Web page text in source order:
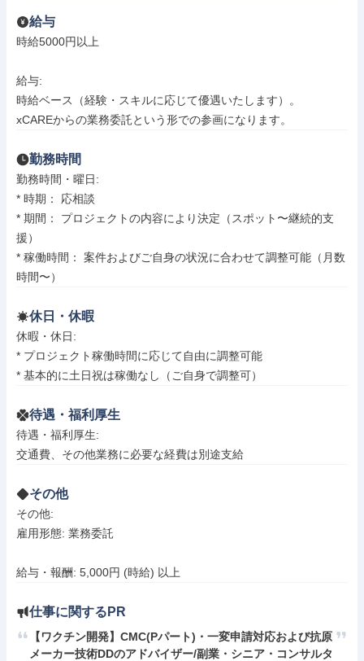
給与
時給5000円以上
給与:
時給ベース（経験・スキルに応じて優遇いたします）。
xCAREからの業務委託という形での参画になります。
勤務時間
勤務時間・曜日:
* 時期： 応相談
* 期間： プロジェクトの内容により決定（スポット〜継続的支
援）
* 稼働時間： 案件およびご自身の状況に合わせて調整可能（月数
時間〜）
休日・休暇
休暇・休日:
* プロジェクト稼働時間に応じて自由に調整可能
* 基本的に土日祝は稼働なし（ご自身で調整可）
待遇・福利厚生
待遇・福利厚生:
交通費、その他業務に必要な経費は別途支給
その他
その他:
雇用形態: 業務委託
給与・報酬: 5,000円 (時給) 以上
仕事に関するPR
【ワクチン開発】CMC(Pパート)・一変申請対応および抗原
メーカー技術DDのアドバイザー/副業・シニア・コンサルタ